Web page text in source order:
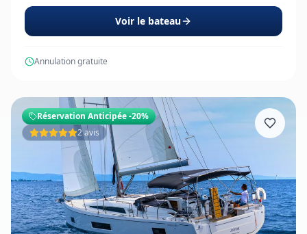
Voir le bateau
Annulation gratuite
Réservation Anticipée-20%
2 avis